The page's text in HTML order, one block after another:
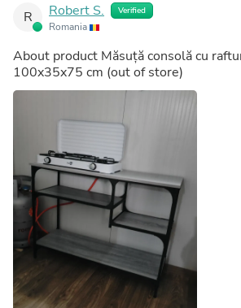
R Robert S. Verified
Romania
About product Măsuță consolă cu
100x35x75 cm (out of store)